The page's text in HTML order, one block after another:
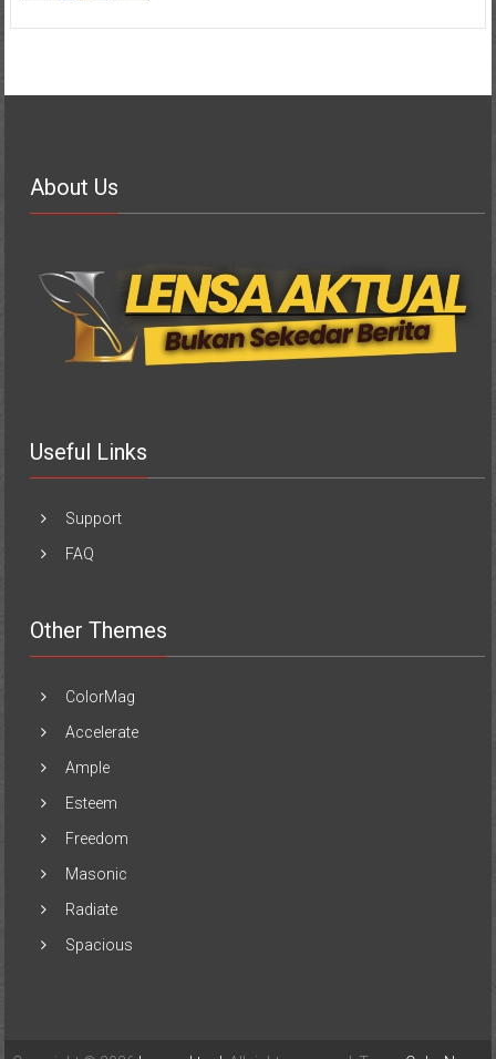
About Us
Useful Links
Support
FAQ
Other Themes
ColorMag
Accelerate
Ample
Esteem
Freedom
Masonic
Radiate
Spacious